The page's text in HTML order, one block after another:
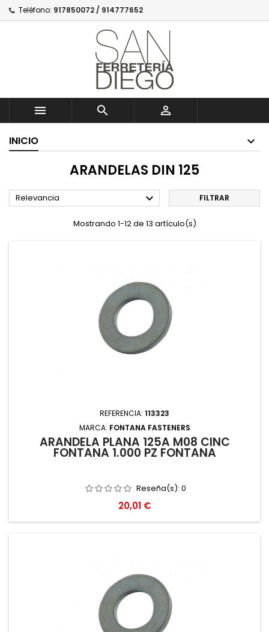
Teléfono: 917850072 / 914777652
  
INICIO
ARANDELAS DIN 125
Relevancia  FILTRAR
Mostrando 1-12 de 13 artículo(s)
REFERENCIA: 113323
MARCA: FONTANA FASTENERS
ARANDELA PLANA 125A M08 CINC
FONTANA 1.000 PZ FONTANA
Reseña(s): 0
Precio
20,01 €